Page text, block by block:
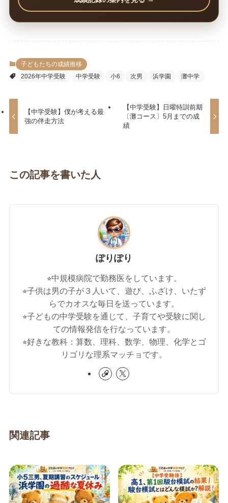
子どもたちの成績推移
2026年中学受験
中学受験 小6 次男 浜学園 灘中学
【中学受験】僕が考える最
強の伴走方法
【中学受験】日曜特訓前期
〔灘コース〕5月までの成
績
この記事を書いた人
ぽりぽり
⭐︎中規模病院で勤務医をしています。
⭐︎子供は男の子が３人いて、遊び、ふざけ、いたず
らでカオスな毎日を送っています。
⭐︎子どもの中学受験を通じて、子育てや受験に関し
ての情報発信を行なっています。
⭐︎好きな教科：算数、理科、数学、物理、化学とゴ
リゴリな理系マッチョです。
関連記事